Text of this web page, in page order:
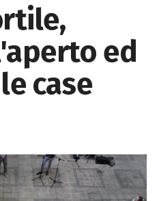
ed
case